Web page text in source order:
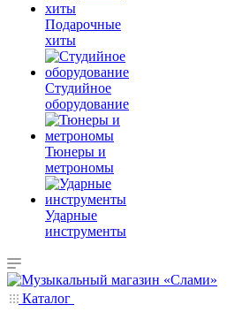
Подарочные
хиты
Студийное
оборудование
Тюнеры и
метрономы
Ударные
инструменты
Каталог